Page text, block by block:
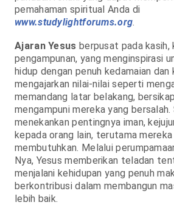
pemahaman spiritual Anda di
www.studylightforums.org.
Ajaran Yesus berpusat pada kasih,
pengampunan, yang menginspirasi
hidup dengan penuh kedamaian dan
mengajarkan nilai-nilai seperti
memandang latar belakang,
mengampuni mereka yang bersalah.
menekankan pentingnya iman,
kepada orang lain, terutama mereka
membutuhkan. Melalui
Nya, Yesus memberikan teladan
menjalani kehidupan yang penuh
berkontribusi dalam membangun
lebih baik.